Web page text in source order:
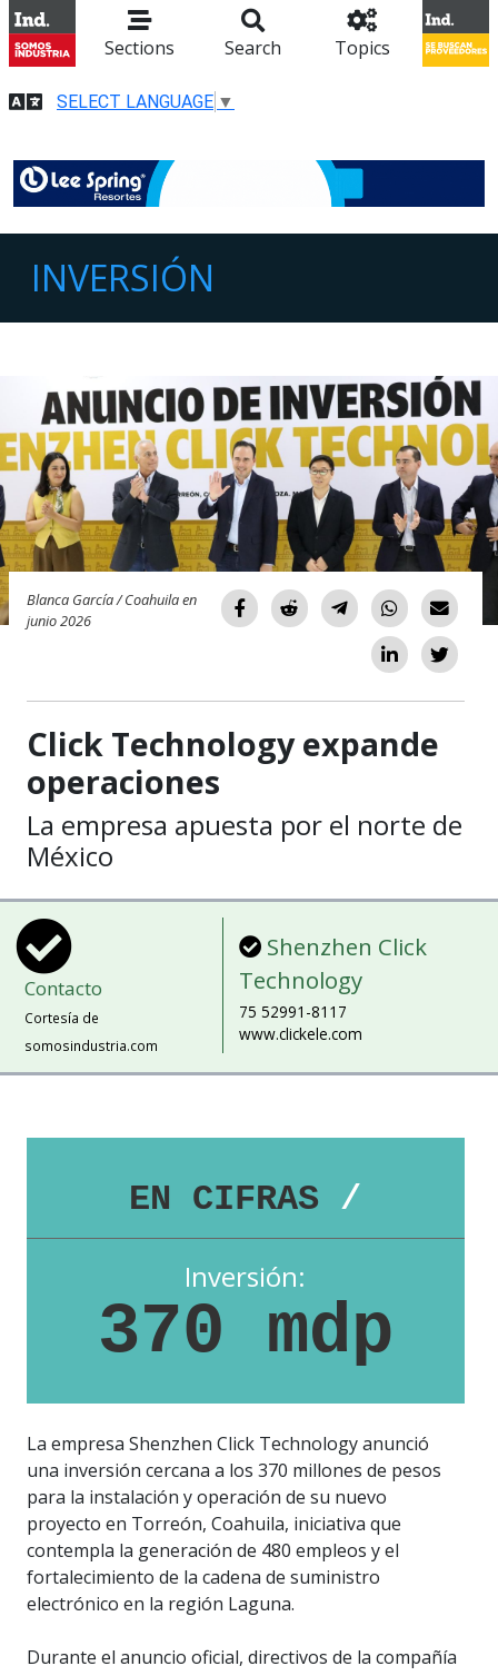
Sections Search Topics
SELECT LANGUAGE ▼
INVERSIÓN
Blanca García / Coahuila en
junio 2026
Click Technology expande
operaciones
La empresa apuesta por el norte de
México
Contacto
Cortesía de
somosindustria.com
Shenzhen Click
Technology
75 52991-8117
www.clickele.com
EN CIFRAS /
Inversión:
370 mdp
La empresa Shenzhen Click Technology anunció
una inversión cercana a los 370 millones de pesos
para la instalación y operación de su nuevo
proyecto en Torreón, Coahuila, iniciativa que
contempla la generación de 480 empleos y el
fortalecimiento de la cadena de suministro
electrónico en la región Laguna.
Durante el anuncio oficial, directivos de la compañía